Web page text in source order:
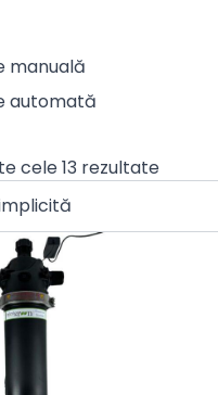
manuală
automată
cele 13 rezultate